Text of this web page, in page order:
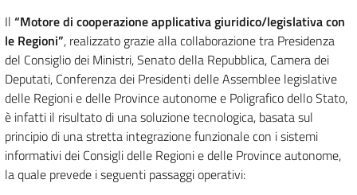
Il “Motore di cooperazione applicativa giuridico/legislativa con
le Regioni”, realizzato grazie alla collaborazione tra Presidenza
del Consiglio dei Ministri, Senato della Repubblica, Camera dei
Deputati, Conferenza dei Presidenti delle Assemblee legislative
delle Regioni e delle Province autonome e Poligrafico dello Stato,
è infatti il risultato di una soluzione tecnologica, basata sul
principio di una stretta integrazione funzionale con i sistemi
informativi dei Consigli delle Regioni e delle Province autonome,
la quale prevede i seguenti passaggi operativi: